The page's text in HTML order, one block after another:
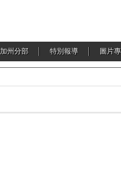
加州分部 特別報導 圖片